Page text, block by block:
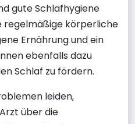
gute Schlafhygiene
regelmäßige körperliche
Ernährung und ein
ebenfalls dazu
Schlaf zu fördern.
leiden,
über die